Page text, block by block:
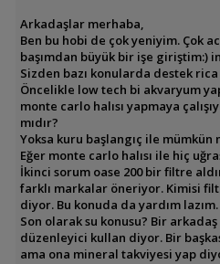
Arkadaşlar merhaba,
Ben bu hobi de çok yeniyim. Çok
başımdan büyük bir işe giriştim:)
Sizden bazı konularda destek
Öncelikle low tech bi akvaryum
monte carlo halısı yapmaya
mıdır?
Yoksa kuru başlangıç ile mümkün
Eğer monte carlo halısı ile hiç
İkinci sorum oase 200 bir filtre
farklı markalar öneriyor. Kimisi
diyor. Bu konuda da yardım lazım.
Son olarak su konusu? Bir
düzenleyici kullan diyor. Bir
ama ona mineral takviyesi yap